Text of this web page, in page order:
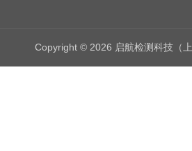
Copyright © 2026 启航检测科技（